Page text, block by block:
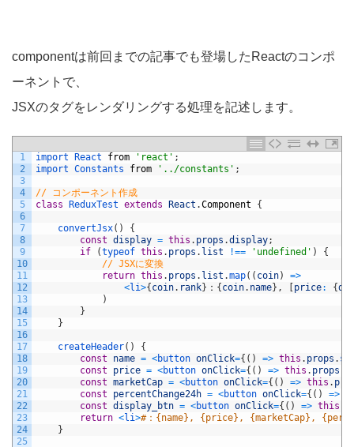
componentは前回までの記事でも登場したReactのコンポ
ーネントで、
JSXのタグをレンダリングする処理を記述します。
1
2
3
4
5
6
7
8
9
10
11
12
13
14
15
16
17
18
19
20
21
22
23
24
25
import React from 'react' ;
import Constants from '../constants' ;
// コンポーネント作成
class
ReduxTest extends React .Component {
convertJsx( )
{
const display = this . props .display;
if
(typeof this . props . list !== 'undefined' )
{
// JSXに変換
return this . props . list .map( ( coin) =>
<li>{ coin. rank} ： { coin. name} , price: {
)
}
}
createHeader( )
{
const
name = <button onClick={ ( ) => this . props .
const
price = <button onClick={ ( ) => this . props
const marketCap = <button onClick={ ( ) => this .
const
percentChange24h = <button onClick={ ( ) =>
const display_btn = <button onClick={ ( ) => this
return <li>#：{name}, {price}, {marketCap},
}